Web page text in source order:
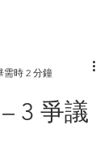
需時 2 分鐘
3 爭議